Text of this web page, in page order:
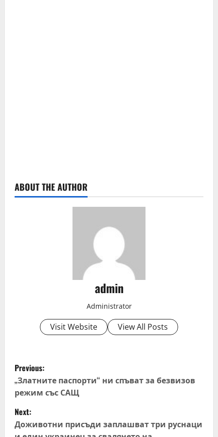
ABOUT THE AUTHOR
admin
Administrator
Visit Website View All Posts
P
o
s
t
Previous:
„Златните паспорти“ ни спъват за безвизов
режим със САЩ
Next:
Доживотни присъди заплашват три руснаци